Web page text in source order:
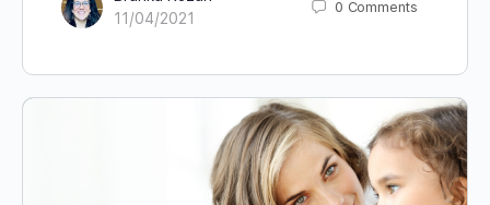
11/04/2021
0 Comments